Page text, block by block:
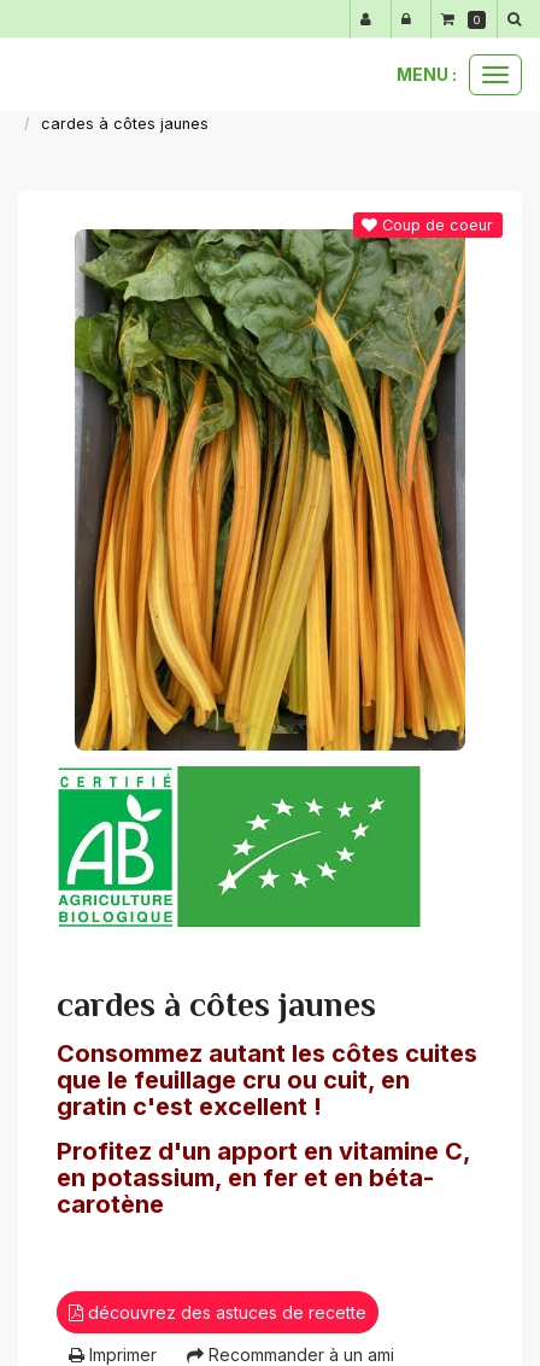
MENU :
cardes à côtes jaunes
Coup de coeur
cardes à côtes jaunes
Consommez autant les côtes cuites
que le feuillage cru ou cuit, en
gratin c'est excellent !
Profitez d'un apport en vitamine C,
en potassium, en fer et en béta-
carotène
découvrez des astuces de recette
Imprimer Recommander à un ami
0